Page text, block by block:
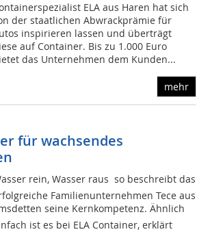
ELA aus Haren hat sich
der staatlichen Abwrackprämie für
inspirieren lassen und überträgt
auf Container. Bis zu 1.000 Euro
das Unternehmen dem Kunden...
mehr
für wachsendes
rein, Wasser raus  so beschreibt das
Familienunternehmen Tece aus
seine Kernkompetenz. Ähnlich
ist es bei ELA Container, erklärt